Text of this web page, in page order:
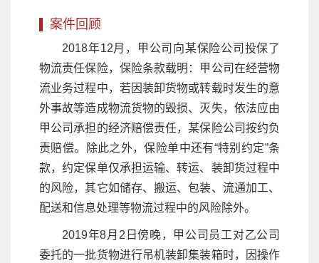
案件回顾
2018年12月，甲公司向某保险公司投保了
物流责任保险，保险条款载明：甲公司在经营物
流业务过程中，若因装卸货物或转载时发生的意
外事故等造成物流货物的毁损、灭失，依法应由
甲公司承担的经济赔偿责任，某保险公司按约负
责赔偿。除此之外，保险单中还有“特别约定”条
款，约定保单仅承担运输、转运、装卸货过程中
的风险，其它如储存、搬运、包装、流通加工、
配送和信息处理等物流过程中的风险除外。
2019年8月2日傍晚，甲公司员工对乙公司
委托的一批货物进行吊机装卸集装箱时，因操作